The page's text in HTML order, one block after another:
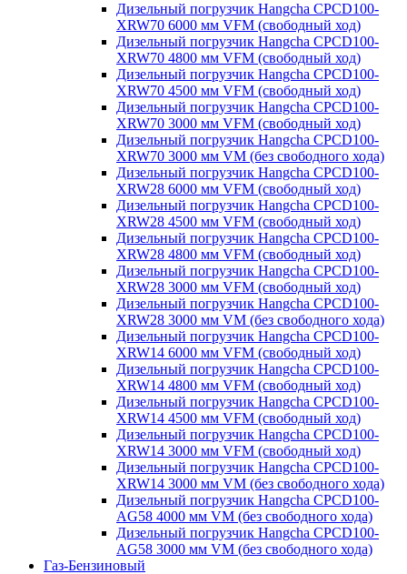
Дизельный погрузчик Hangcha CPCD100-
XRW70 6000 мм VFM (свободный ход)
Дизельный погрузчик Hangcha CPCD100-
XRW70 4800 мм VFM (свободный ход)
Дизельный погрузчик Hangcha CPCD100-
XRW70 4500 мм VFM (свободный ход)
Дизельный погрузчик Hangcha CPCD100-
XRW70 3000 мм VFM (свободный ход)
Дизельный погрузчик Hangcha CPCD100-
XRW70 3000 мм VM (без свободного хода)
Дизельный погрузчик Hangcha CPCD100-
XRW28 6000 мм VFM (свободный ход)
Дизельный погрузчик Hangcha CPCD100-
XRW28 4500 мм VFM (свободный ход)
Дизельный погрузчик Hangcha CPCD100-
XRW28 4800 мм VFM (свободный ход)
Дизельный погрузчик Hangcha CPCD100-
XRW28 3000 мм VFM (свободный ход)
Дизельный погрузчик Hangcha CPCD100-
XRW28 3000 мм VM (без свободного хода)
Дизельный погрузчик Hangcha CPCD100-
XRW14 6000 мм VFM (свободный ход)
Дизельный погрузчик Hangcha CPCD100-
XRW14 4800 мм VFM (свободный ход)
Дизельный погрузчик Hangcha CPCD100-
XRW14 4500 мм VFM (свободный ход)
Дизельный погрузчик Hangcha CPCD100-
XRW14 3000 мм VFM (свободный ход)
Дизельный погрузчик Hangcha CPCD100-
XRW14 3000 мм VM (без свободного хода)
Дизельный погрузчик Hangcha CPCD100-
AG58 4000 мм VM (без свободного хода)
Дизельный погрузчик Hangcha CPCD100-
AG58 3000 мм VM (без свободного хода)
Газ-Бензиновый